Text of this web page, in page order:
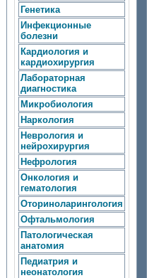
Генетика
Инфекционные
болезни
Кардиология и
кардиохирургия
Лабораторная
диагностика
Микробиология
Наркология
Неврология и
нейрохирургия
Нефрология
Онкология и
гематология
Оториноларингология
Офтальмология
Патологическая
анатомия
Педиатрия и
неонатология